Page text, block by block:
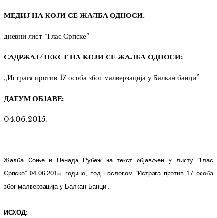
МЕДИЈ НА КОЈИ СЕ ЖАЛБА ОДНОСИ:
дневни лист “Глас Српске”
САДРЖАЈ/ТЕКСТ НА КОЈИ СЕ ЖАЛБА ОДНОСИ:
„Истрага против 17 особа због малверзација у Балкан банци”
ДАТУМ ОБЈАВЕ:
04.06.2015.
Жалба Соње и Ненада Рубеж на текст објављен у листу “Глас
Српске” 04.06.2015. године, под насловом “Истрага против 17 особа
због малверзација у Балкан Банци”.
ИСХОД: